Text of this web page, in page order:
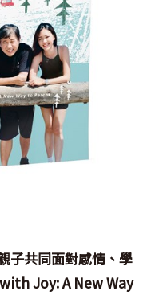
子共同面對感情、學
Joy: A New Way